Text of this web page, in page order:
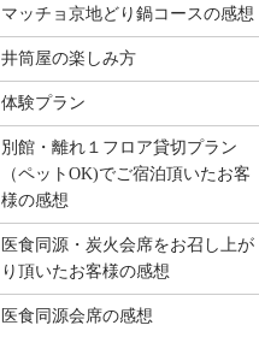
マッチョ京地どり鍋コースの感想
井筒屋の楽しみ方
体験プラン
別館・離れ１フロア貸切プラン
（ペットOK)でご宿泊頂いたお客
様の感想
医食同源・炭火会席をお召し上が
り頂いたお客様の感想
医食同源会席の感想